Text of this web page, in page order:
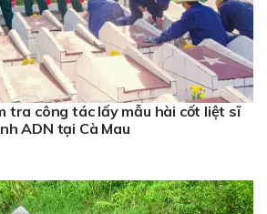
tra công tác lấy mẫu hài cốt liệt sĩ
ADN tại Cà Mau